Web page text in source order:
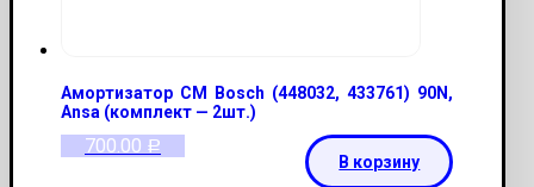
Амортизатор СМ Bosch (448032, 433761) 90N,
Ansa (комплект — 2шт.)
700.00 Р
В корзину